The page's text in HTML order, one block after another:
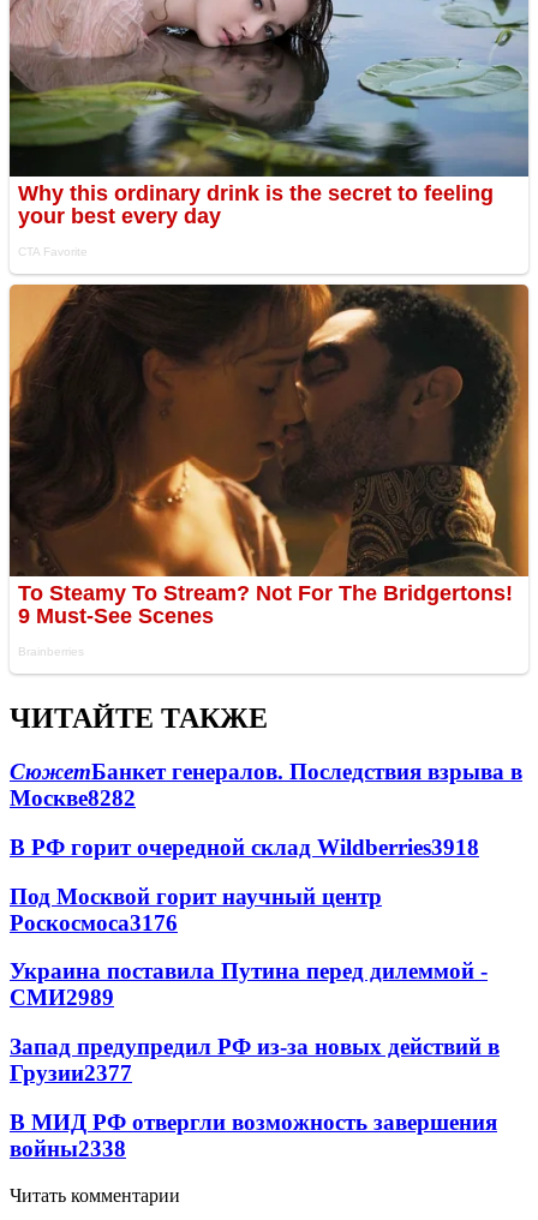
ЧИТАЙТЕ ТАКЖЕ
СюжетБанкет генералов. Последствия взрыва в
Москве8282
В РФ горит очередной склад Wildberries3918
Под Москвой горит научный центр
Роскосмоса3176
Украина поставила Путина перед дилеммой -
СМИ2989
Запад предупредил РФ из-за новых действий в
Грузии2377
В МИД РФ отвергли возможность завершения
войны2338
Читать комментарии